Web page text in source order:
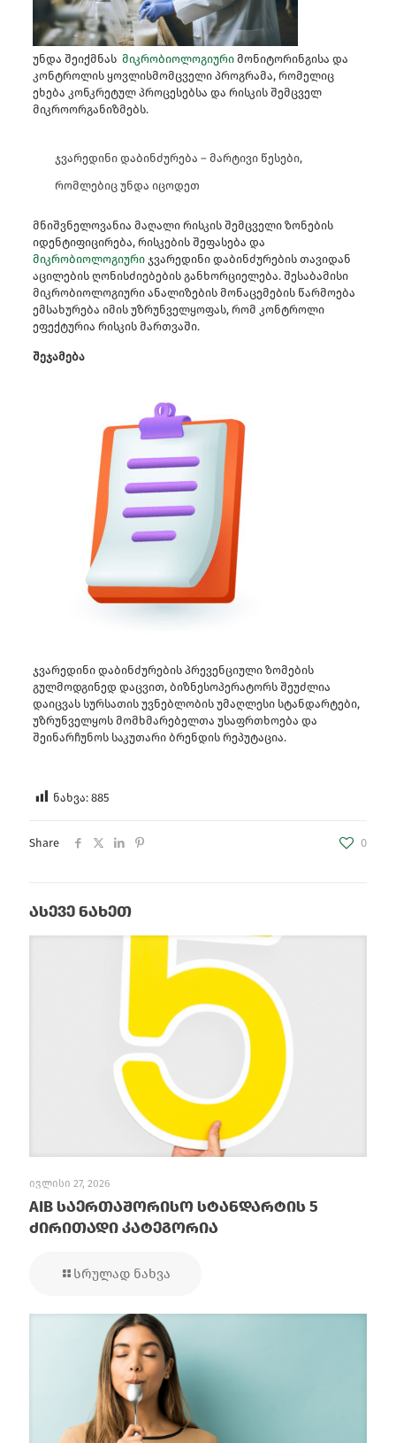
უნდა შეიქმნას მიკრობიოლოგიურიმონიტორინგისა და
კონტროლის ყოვლისმომცველი პროგრამა, რომელიც
ეხება კონკრეტულ პროცესებსა და რისკის შემცველ
მიკროორგანიზმებს.
ჯვარედინი დაბინძურება – მარტივი წესები,
რომლებიც უნდა იცოდეთ
მნიშვნელოვანია მაღალი რისკის შემცველი ზონების
იდენტიფიცირება, რისკების შეფასება და
მიკრობიოლოგიურიჯვარედინი დაბინძურების თავიდან
აცილების ღონისძიებების განხორციელება. შესაბამისი
მიკრობიოლოგიური ანალიზების მონაცემების წარმოება
ემსახურება იმის უზრუნველყოფას, რომ კონტროლი
ეფექტურია რისკის მართვაში.
შეჯამება
ჯვარედინი დაბინძურების პრევენციული ზომების
გულმოდგინედ დაცვით, ბიზნესოპერატორს შეუძლია
დაიცვას სურსათის უვნებლობის უმაღლესი სტანდარტები,
უზრუნველყოს მომხმარებელთა უსაფრთხოება და
შეინარჩუნოს საკუთარი ბრენდის რეპუტაცია.
ნახვა: 885
Share 0
ასევე ნახეთ
ივლისი 27, 2026
AIB საერთაშორისო სტანდარტის 5
ძირითადი კატეგორია
სრულად ნახვა